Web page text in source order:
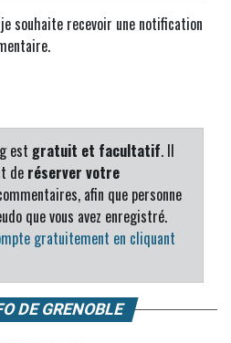
souhaite recevoir une notification
est gratuit et facultatif. Il
de réserver votre
afin que personne
que vous avez enregistré.
gratuitement en cliquant
DE GRENOBLE